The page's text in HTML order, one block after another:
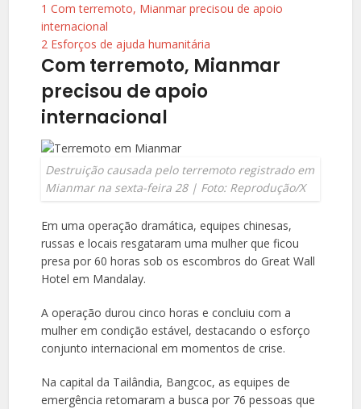
1 Com terremoto, Mianmar precisou de apoio
internacional
2 Esforços de ajuda humanitária
Com terremoto, Mianmar
precisou de apoio
internacional
Destruição causada pelo terremoto registrado em
Mianmar na sexta-feira 28 | Foto: Reprodução/X
Em uma operação dramática, equipes chinesas,
russas e locais resgataram uma mulher que ficou
presa por 60 horas sob os escombros do Great Wall
Hotel em Mandalay.
A operação durou cinco horas e concluiu com a
mulher em condição estável, destacando o esforço
conjunto internacional em momentos de crise.
Na capital da Tailândia, Bangcoc, as equipes de
emergência retomaram a busca por 76 pessoas que